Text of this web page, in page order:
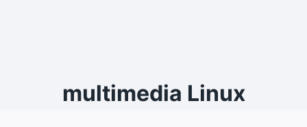
multimedia Linux